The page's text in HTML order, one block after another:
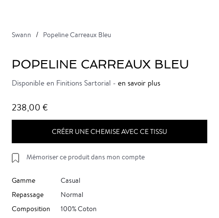
Swann Popeline Carreaux Bleu
POPELINE CARREAUX BLEU
Disponible en Finitions Sartorial - en savoir plus
238,00 €
CRÉER UNE CHEMISE AVEC CE TISSU
Mémoriser ce produit dans mon compte
Gamme
Casual
Repassage
Normal
Composition
100% Coton